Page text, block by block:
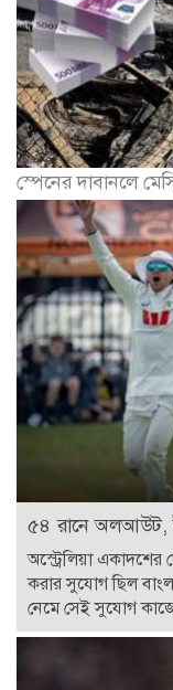
স্পেনের দাবানলে
৫৪ রানে অলআউট,
অস্ট্রেলিয়া একাদশের
করার সুযোগ ছিল
নেমে সেই সুযোগ